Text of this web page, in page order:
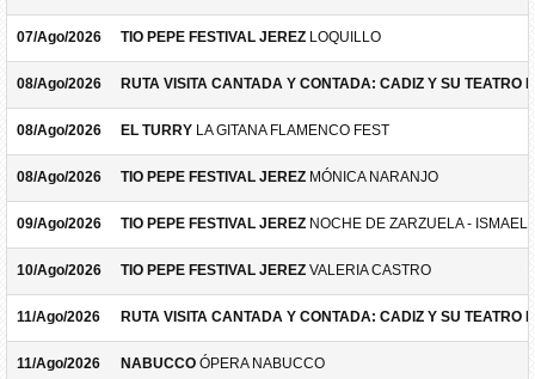
07/Ago/2026 TIO PEPE FESTIVAL JEREZ LOQUILLO
08/Ago/2026 RUTA VISITA CANTADA Y CONTADA: CADIZ Y SU TEATRO
08/Ago/2026 EL TURRY LA GITANA FLAMENCO FEST
08/Ago/2026 TIO PEPE FESTIVAL JEREZ MÓNICA NARANJO
09/Ago/2026 TIO PEPE FESTIVAL JEREZ NOCHE DE ZARZUELA -
10/Ago/2026 TIO PEPE FESTIVAL JEREZ VALERIA CASTRO
11/Ago/2026 RUTA VISITA CANTADA Y CONTADA: CADIZ Y SU TEATRO
11/Ago/2026 NABUCCO ÓPERA NABUCCO